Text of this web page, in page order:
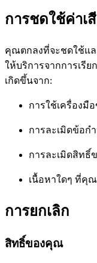
การชดใช้ค่าเ
คุณตกลงที่จะชดใช้แล
ให้บริการจากการเรีย
เกิดขึ้นจาก:
การใช้เครื่องมื
การละเมิดข้อก
การละเมิดสิท
เนื้อหาใดๆ ที่คุ
การยกเลิก
สิทธิ์ของคุณ